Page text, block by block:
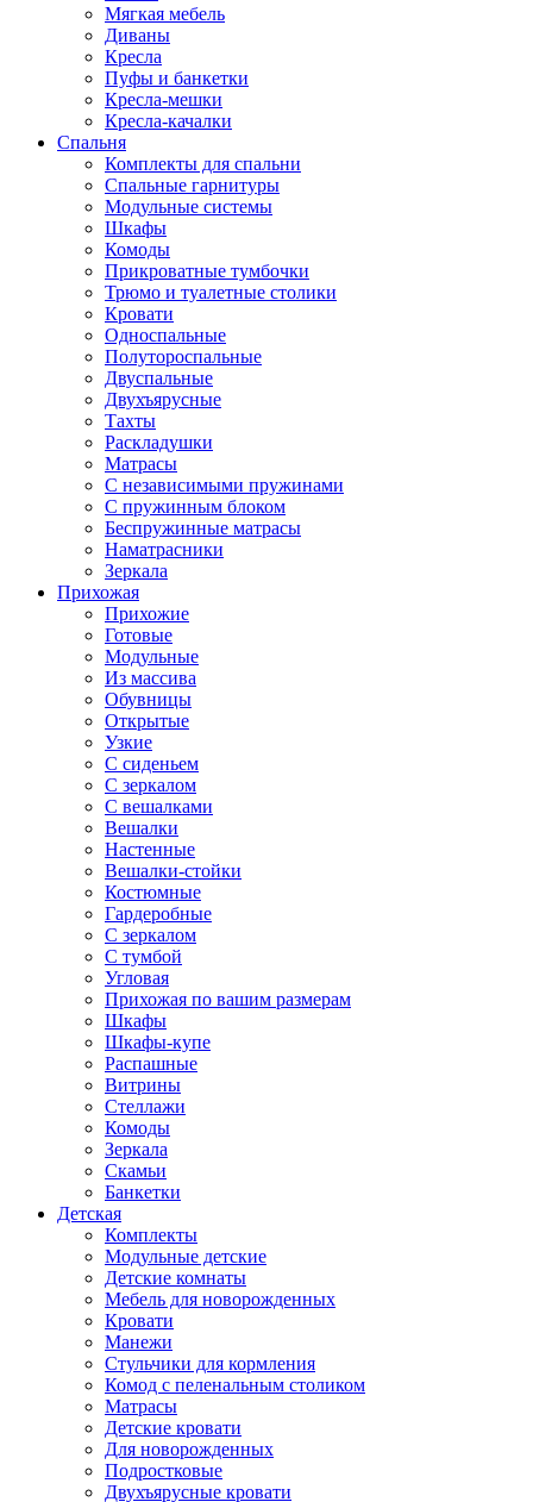
Мягкая мебель
Диваны
Кресла
Пуфы и банкетки
Кресла-мешки
Кресла-качалки
Спальня
Комплекты для спальни
Спальные гарнитуры
Модульные системы
Шкафы
Комоды
Прикроватные тумбочки
Трюмо и туалетные столики
Кровати
Односпальные
Полутороспальные
Двуспальные
Двухъярусные
Тахты
Раскладушки
Матрасы
С независимыми пружинами
С пружинным блоком
Беспружинные матрасы
Наматрасники
Зеркала
Прихожая
Прихожие
Готовые
Модульные
Из массива
Обувницы
Открытые
Узкие
С сиденьем
С зеркалом
С вешалками
Вешалки
Настенные
Вешалки-стойки
Костюмные
Гардеробные
С зеркалом
С тумбой
Угловая
Прихожая по вашим размерам
Шкафы
Шкафы-купе
Распашные
Витрины
Стеллажи
Комоды
Зеркала
Скамьи
Банкетки
Детская
Комплекты
Модульные детские
Детские комнаты
Мебель для новорожденных
Кровати
Манежи
Стульчики для кормления
Комод с пеленальным столиком
Матрасы
Детские кровати
Для новорожденных
Подростковые
Двухъярусные кровати